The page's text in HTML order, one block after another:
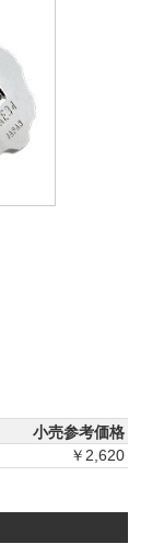
小売参考価格
￥2,620